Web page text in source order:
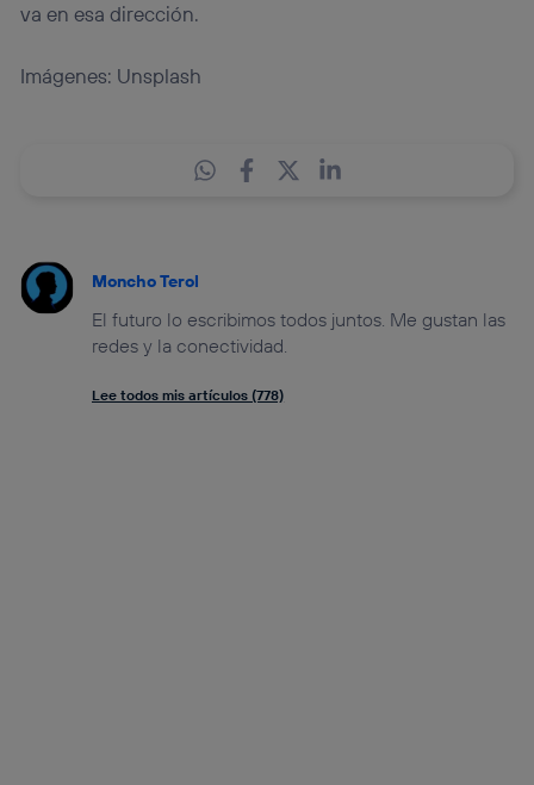
va en esa dirección.
Imágenes: Unsplash
Moncho Terol
El futuro lo escribimos todos juntos. Me gustan las
redes y la conectividad.
Lee todos mis artículos (778)